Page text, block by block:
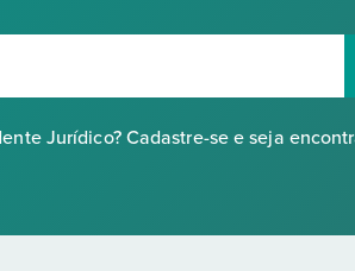
Jurídico? Cadastre-se e seja